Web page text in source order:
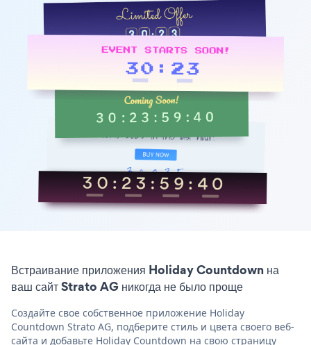
Встраивание приложения Holiday Countdown на
ваш сайт Strato AG никогда не было проще
Создайте свое собственное приложение Holiday
Countdown Strato AG, подберите стиль и цвета своего веб-
сайта и добавьте Holiday Countdown на свою страницу